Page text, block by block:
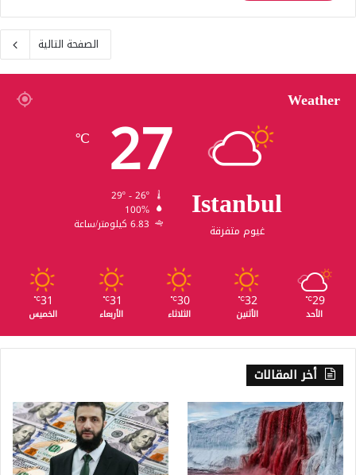
الصفحة التالية
Weather
Istanbul
غيوم متفرقة
27
℃
100%
6.83 كيلومتر/ساعة
29
℃
الأحد
32
℃
الأثنين
30
℃
الثلاثاء
31
℃
الأربعاء
31
℃
الخميس
أخر المقالات